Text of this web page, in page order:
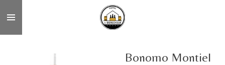
direct
naar
Bonomo Montiel